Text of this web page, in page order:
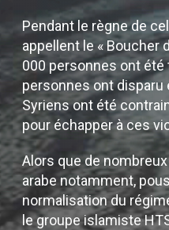
Pendant le règne de
appellent le « Boucher
000 personnes ont été
personnes ont disparu
Syriens ont été
pour échapper à ces
Alors que de
arabe notamment,
normalisation du
le groupe islamiste